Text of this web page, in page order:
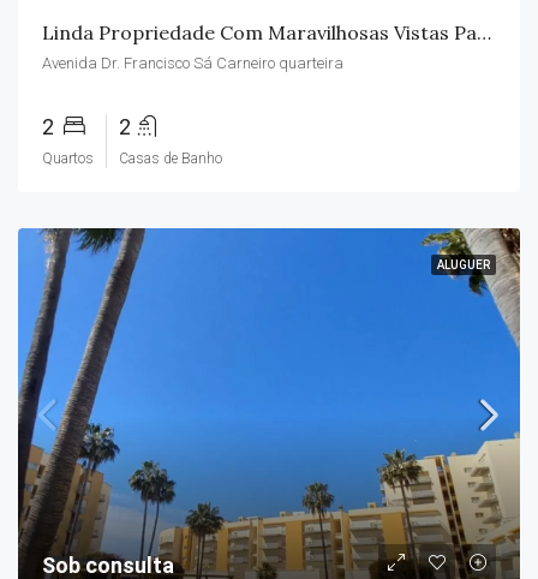
Linda Propriedade Com Maravilhosas Vistas Para O Mar
Avenida Dr. Francisco Sá Carneiro quarteira
2
Quartos
2
Casas de Banho
ALUGUER
Sob consulta